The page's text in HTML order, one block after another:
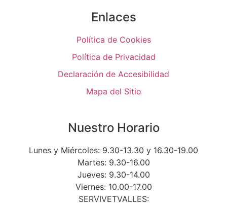
Enlaces
Política de Cookies
Política de Privacidad
Declaración de Accesibilidad
Mapa del Sitio
Nuestro Horario
Lunes y Miércoles: 9.30-13.30 y 16.30-19.00
Martes: 9.30-16.00
Jueves: 9.30-14.00
Viernes: 10.00-17.00
SERVIVETVALLES: